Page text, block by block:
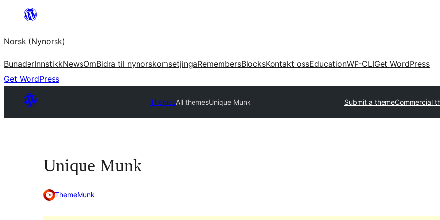
content
Norsk (Nynorsk)
BunaderInnstikkNewsOmBidra til nynorskomsetjingaRemembersBlocksKontakt ossEducationWP-CLIGet WordPress
Get WordPress
ThemesAll themesUnique Munk Submit a themeCommercial
Unique Munk
ThemeMunk